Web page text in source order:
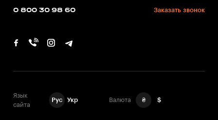
0 800 30 98 60 Заказать звонок
Язык
сайта
Рус Укр Валюта ₴ $